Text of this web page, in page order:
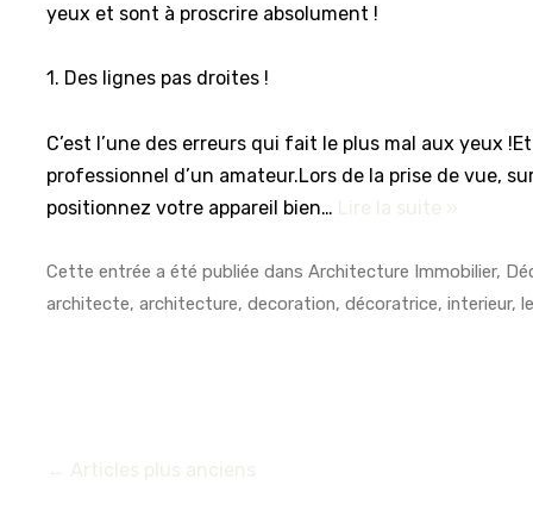
yeux et sont à proscrire absolument !
1. Des lignes pas droites !
C’est l’une des erreurs qui fait le plus mal aux yeux
professionnel d’un amateur.Lors de la prise de vue,
positionnez votre appareil bien…
Cette entrée a été publiée dansArchitecture Immobilier,
architecte,architecture,decoration,décoratrice,interieur,